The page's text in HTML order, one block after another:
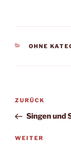
OHNE
Vorheriger
Beitrag
ZURÜCK
Singen und
Nächster
WEITER